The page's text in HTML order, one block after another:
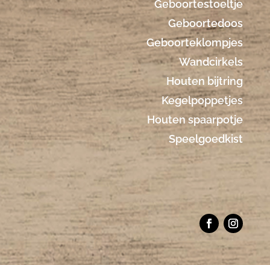
Geboortestoeltje
Geboortedoos
Geboorteklompjes
Wandcirkels
Houten bijtring
Kegelpoppetjes
Houten spaarpotje
Speelgoedkist